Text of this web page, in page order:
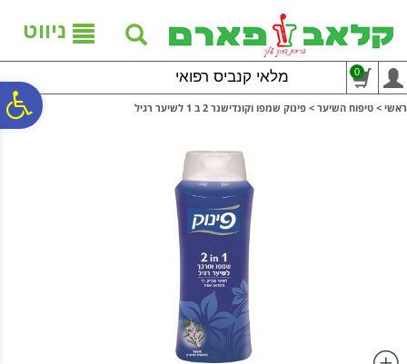
נגישות
אתר
המרכזי
ניווט
מלאי קנביס רפואי 0
ראשי > טיפוח השיער > פינוק שמפו וקונדישנר 2 ב 1 לשיער רגיל